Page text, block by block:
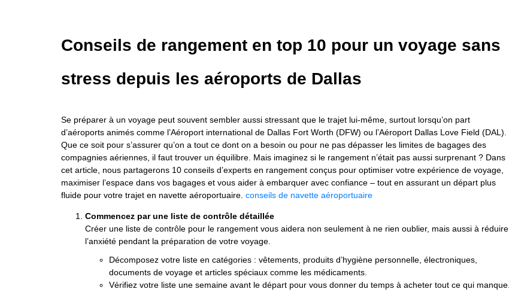
Conseils de rangement en top 10 pour un voyage sans
stress depuis les aéroports de Dallas
Se préparer à un voyage peut souvent sembler aussi stressant que le trajet lui-même, surtout lorsqu’on part
d’aéroports animés comme l’Aéroport international de Dallas Fort Worth (DFW) ou l’Aéroport Dallas Love Field (DAL).
Que ce soit pour s’assurer qu’on a tout ce dont on a besoin ou pour ne pas dépasser les limites de bagages des
compagnies aériennes, il faut trouver un équilibre. Mais imaginez si le rangement n’était pas aussi surprenant ? Dans
cet article, nous partagerons 10 conseils d’experts en rangement conçus pour optimiser votre expérience de voyage,
maximiser l’espace dans vos bagages et vous aider à embarquer avec confiance – tout en assurant un départ plus
fluide pour votre trajet en navette aéroportuaire. conseils de navette aéroportuaire
Commencez par une liste de contrôle détaillée
Créer une liste de contrôle pour le rangement vous aidera non seulement à ne rien oublier, mais aussi à réduire
l’anxiété pendant la préparation de votre voyage.
Décomposez votre liste en catégories : vêtements, produits d’hygiène personnelle, électroniques,
documents de voyage et articles spéciaux comme les médicaments.
Vérifiez votre liste une semaine avant le départ pour vous donner du temps à acheter tout ce qui manque.